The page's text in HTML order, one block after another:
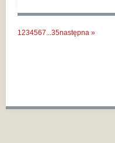
1234567...35następna »